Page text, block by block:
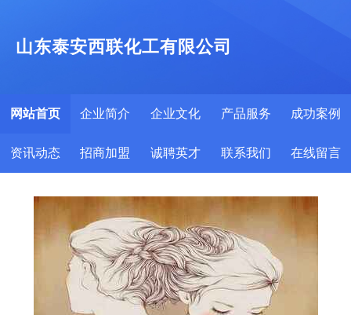
山东泰安西联化工有限公司
网站首页 企业简介 企业文化 产品服务 成功案例
资讯动态 招商加盟 诚聘英才 联系我们 在线留言